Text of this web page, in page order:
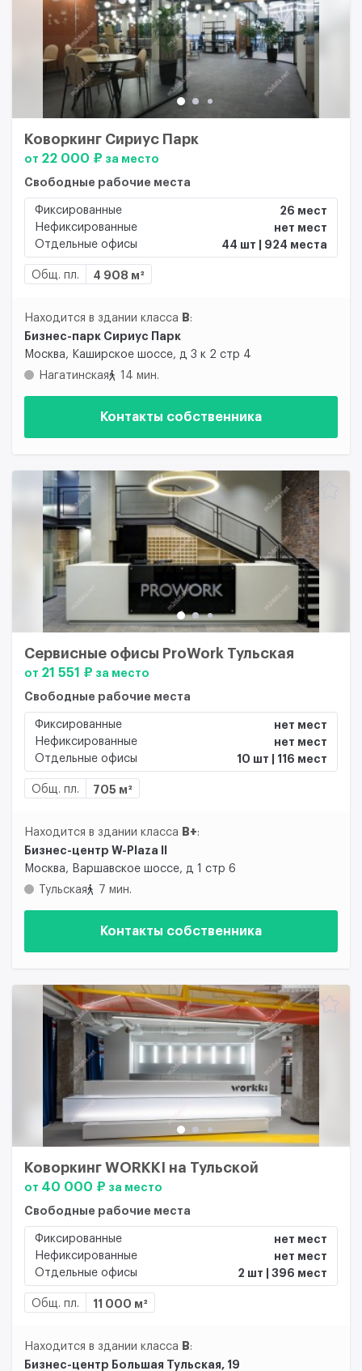
Коворкинг Сириус Парк
от 22 000 ₽ за место
Свободные рабочие места
Фиксированные
26 мест
Нефиксированные
нет мест
Отдельные офисы
44 шт | 924 места
Общ. пл. 4 908 м²
Находится в здании класса B:
Бизнес-парк Сириус Парк
Москва, Каширское шоссе, д 3 к 2 стр 4
Нагатинская
14 мин.
Контакты собственника
Сервисные офисы ProWork Тульская
от 21 551 ₽ за место
Свободные рабочие места
Фиксированные
нет мест
Нефиксированные
нет мест
Отдельные офисы
10 шт | 116 мест
Общ. пл. 705 м²
Находится в здании класса B+:
Бизнес-центр W-Plaza II
Москва, Варшавское шоссе, д 1 стр 6
Тульская
7 мин.
Контакты собственника
Коворкинг WORKKI на Тульской
от 40 000 ₽ за место
Свободные рабочие места
Фиксированные
нет мест
Нефиксированные
нет мест
Отдельные офисы
2 шт | 396 мест
Общ. пл. 11 000 м²
Находится в здании класса B:
Бизнес-центр Большая Тульская, 19